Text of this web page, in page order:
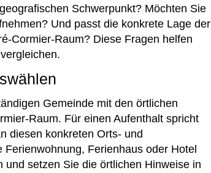
Schwerpunkt? Möchten Sie
Und passt die konkrete Lage der
Cormier-Raum? Diese Fragen helfen
Gemeinde mit den örtlichen
Raum. Für einen Aufenthalt spricht
diesen konkreten Orts- und
Ferienhaus oder Hotel
setzen Sie die örtlichen Hinweise in